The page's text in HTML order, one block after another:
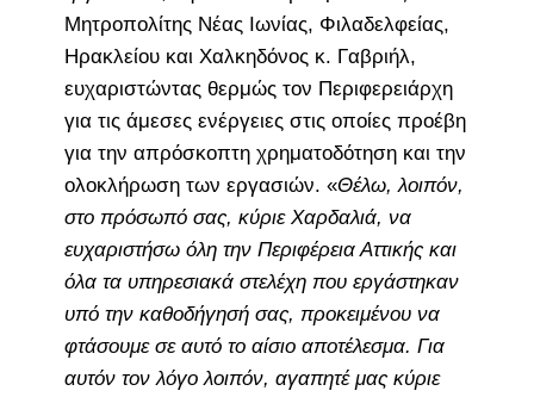
Μητροπολίτης Νέας Ιωνίας, Φιλαδελφείας,
Ηρακλείου και Χαλκηδόνος κ. Γαβριήλ,
ευχαριστώντας θερμώς τον Περιφερειάρχη
για τις άμεσες ενέργειες στις οποίες προέβη
για την απρόσκοπτη χρηματοδότηση και την
ολοκλήρωση των εργασιών. «Θέλω, λοιπόν,
στο πρόσωπό σας, κύριε Χαρδαλιά, να
ευχαριστήσω όλη την Περιφέρεια Αττικής και
όλα τα υπηρεσιακά στελέχη που εργάστηκαν
υπό την καθοδήγησή σας, προκειμένου να
φτάσουμε σε αυτό το αίσιο αποτέλεσμα. Για
αυτόν τον λόγο λοιπόν, αγαπητέ μας κύριε